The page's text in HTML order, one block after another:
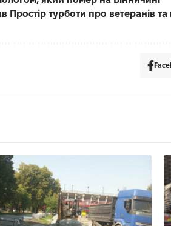
Простір турботи про ветеранів